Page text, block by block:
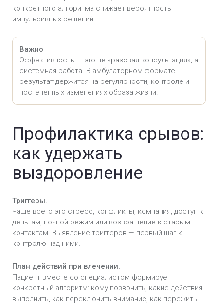
конкретного алгоритма снижает вероятность
импульсивных решений.
Важно
Эффективность — это не «разовая консультация», а
системная работа. В амбулаторном формате
результат держится на регулярности, контроле и
постепенных изменениях образа жизни.
Профилактика срывов:
как удержать
выздоровление
Триггеры.
Чаще всего это стресс, конфликты, компания, доступ к
деньгам, ночной режим или возвращение к старым
контактам. Выявление триггеров — первый шаг к
контролю над ними.
План действий при влечении.
Пациент вместе со специалистом формирует
конкретный алгоритм: кому позвонить, какие действия
выполнить, как переключить внимание, как пережить